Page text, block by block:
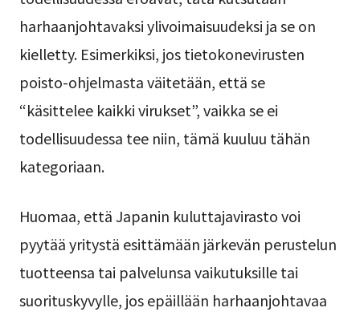
harhaanjohtavaksi ylivoimaisuudeksi ja se on
kielletty. Esimerkiksi, jos tietokonevirusten
poisto-ohjelmasta väitetään, että se
“käsittelee kaikki virukset”, vaikka se ei
todellisuudessa tee niin, tämä kuuluu tähän
kategoriaan.
Huomaa, että Japanin kuluttajavirasto voi
pyytää yritystä esittämään järkevän perustelun
tuotteensa tai palvelunsa vaikutuksille tai
suorituskyvylle, jos epäillään harhaanjohtavaa